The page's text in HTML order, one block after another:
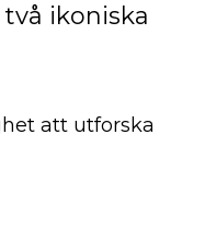
ikoniska
att utforska